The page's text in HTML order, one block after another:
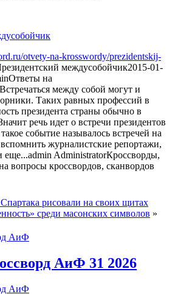
otvety-na-krosswordy/prezidentskij-
междусобойчик2015-01-
Ответы на
Встречаться между собой могут и
Таких равных профессий в
президента страны обычно в
речь идет о встречи президентов
событие называлось встречей на
журналистские репортажи,
еще...admin AdministratorКроссворды,
рисовали на своих щитах
среди масонских символов »
АиФ 31 2026